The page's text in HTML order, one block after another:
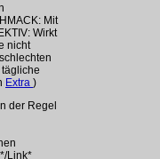
Mit
Wirkt
nicht
Extra )
der Regel
Link*